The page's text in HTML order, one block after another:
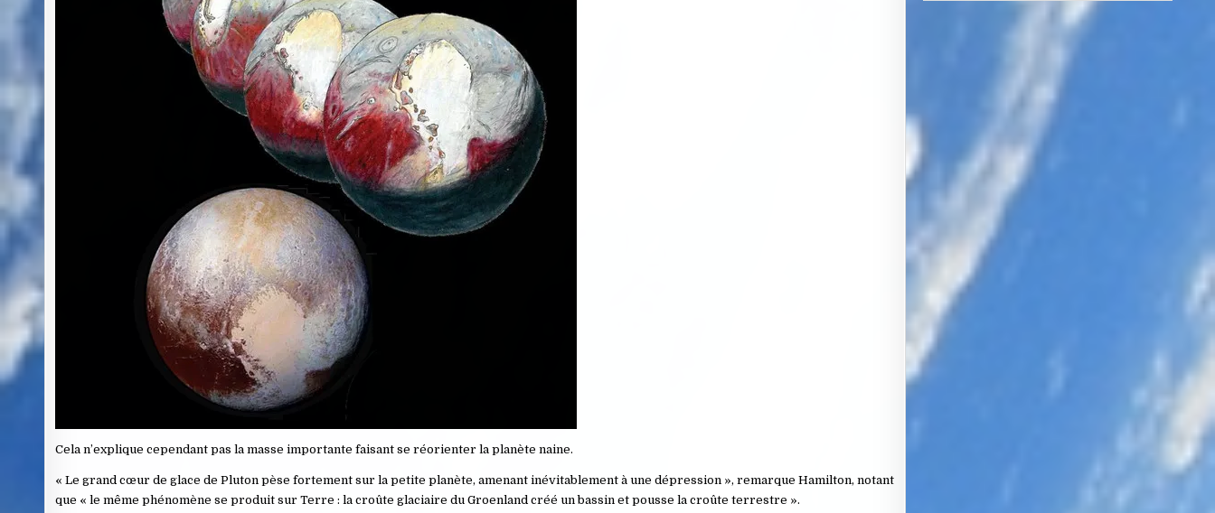
Cela n’explique cependant pas la masse importante faisant se réorienter la planète naine.
« Le grand cœur de glace de Pluton pèse fortement sur la petite planète, amenant inévitablement à une dépression », remarque Hamilton, notant
que « le même phénomène se produit sur Terre : la croûte glaciaire du Groenland créé un bassin et pousse la croûte terrestre ».